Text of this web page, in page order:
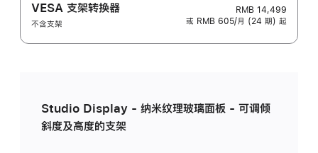
VESA 支架转换器
不含支架
RMB 14,499
或 RMB 605/月 (24 期) 起
Studio Display - 纳米纹理玻璃面板 - 可调倾
斜度及高度的支架